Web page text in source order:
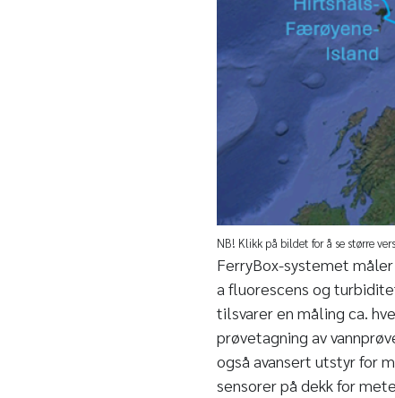
NB! Klikk på bildet for å se større
FerryBox-systemet
a fluorescens og
tilsvarer en måling ca.
prøvetagning av
også avansert utstyr for
sensorer på dekk for